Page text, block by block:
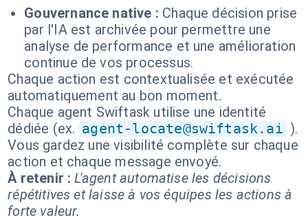
Gouvernance native : Chaque décision prise
par l'IA est archivée pour permettre une
analyse de performance et une amélioration
continue de vos processus.
Chaque action est contextualisée et exécutée
automatiquement au bon moment.
Chaque agent Swiftask utilise une identité
dédiée (ex. agent-locate@swiftask.ai ).
Vous gardez une visibilité complète sur chaque
action et chaque message envoyé.
À retenir : L'agent automatise les décisions
répétitives et laisse à vos équipes les actions à
forte valeur.